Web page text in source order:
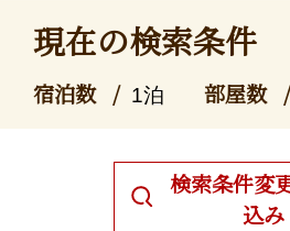
現在の検索条件
宿泊数 1泊 部屋数
検索条件変
込み